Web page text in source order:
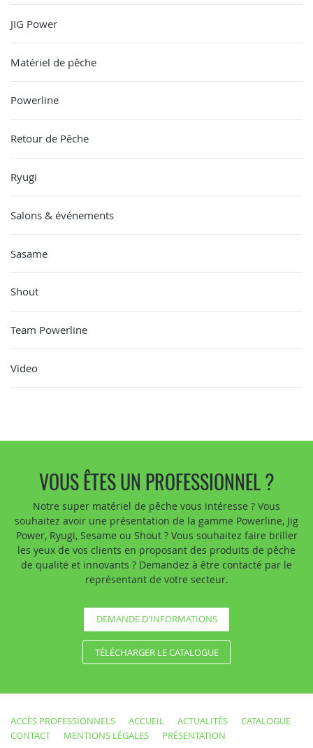
JIG Power
Matériel de pêche
Powerline
Retour de Pêche
Ryugi
Salons & événements
Sasame
Shout
Team Powerline
Video
VOUS ÊTES UN PROFESSIONNEL ?
Notre super matériel de pêche vous intéresse ? Vous
souhaitez avoir une présentation de la gamme Powerline, Jig
Power, Ryugi, Sesame ou Shout ? Vous souhaitez faire briller
les yeux de vos clients en proposant des produits de pêche
de qualité et innovants ? Demandez à être contacté par le
représentant de votre secteur.
DEMANDE D'INFORMATIONS
TÉLÉCHARGER LE CATALOGUE
ACCÈS PROFESSIONNELS ACCUEIL ACTUALITÉS
CATALOGUE
CONTACT
MENTIONS LÉGALES PRÉSENTATION